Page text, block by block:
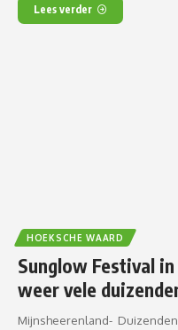
Lees verder
HOEKSCHE WAARD
Sunglow Festival
weer vele
Mijnsheerenland-